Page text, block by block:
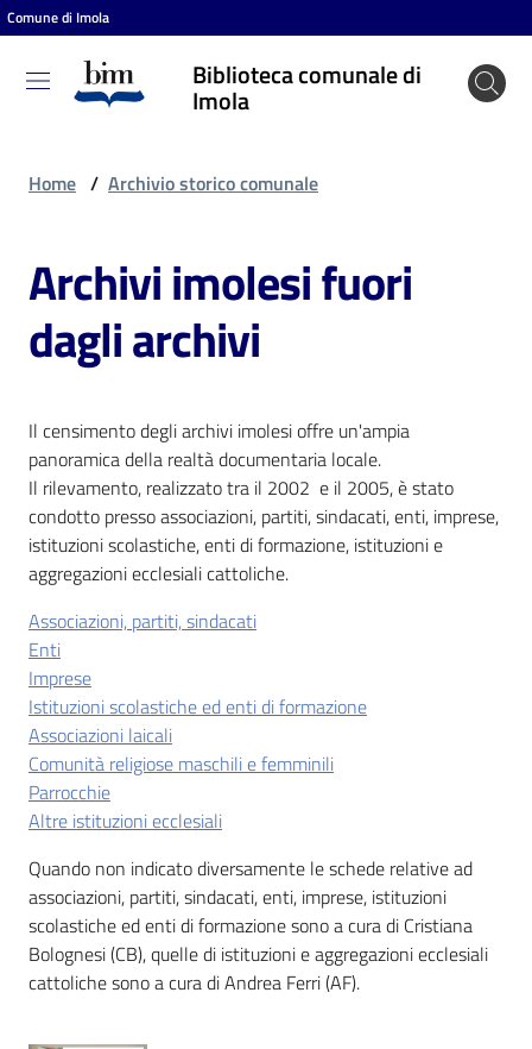
Vai al contenuto
Vai alla navigazione
Vai al footer
Comune di Imola
Biblioteca comunale di
Imola
Biblioteca
comunale
Entra
Cosa
fare
Scopri
i
contenuti
Risorse
online
Casa
Piani
Archivio
storico
Home / Archivio storico comunale
Archivi imolesi fuori
dagli archivi
Il censimento degli archivi imolesi offre un'ampia
panoramica della realtà documentaria locale.
Il rilevamento, realizzato tra il 2002 e il 2005, è stato
condotto presso associazioni, partiti, sindacati, enti, imprese,
istituzioni scolastiche, enti di formazione, istituzioni e
aggregazioni ecclesiali cattoliche.
Associazioni, partiti, sindacati
Enti
Imprese
Istituzioni scolastiche ed enti di formazione
Associazioni laicali
Comunità religiose maschili e femminili
Parrocchie
Altre istituzioni ecclesiali
Quando non indicato diversamente le schede relative ad
associazioni, partiti, sindacati, enti, imprese, istituzioni
scolastiche ed enti di formazione sono a cura di Cristiana
Bolognesi (CB), quelle di istituzioni e aggregazioni ecclesiali
cattoliche sono a cura di Andrea Ferri (AF).